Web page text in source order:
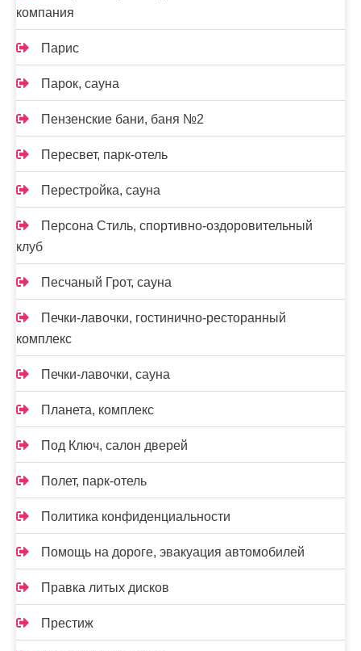
компания
Парис
Парок, сауна
Пензенские бани, баня №2
Пересвет, парк-отель
Перестройка, сауна
Персона Стиль, спортивно-оздоровительный
клуб
Песчаный Грот, сауна
Печки-лавочки, гостинично-ресторанный
комплекс
Печки-лавочки, сауна
Планета, комплекс
Под Ключ, салон дверей
Полет, парк-отель
Политика конфиденциальности
Помощь на дороге, эвакуация автомобилей
Правка литых дисков
Престиж